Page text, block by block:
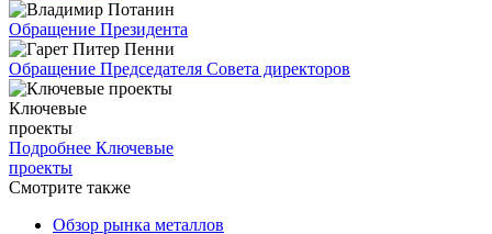
Обращение Президента
Обращение Председателя Совета директоров
Ключевые
проекты
Подробнее Ключевые
проекты
Смотрите также
Обзор рынка металлов